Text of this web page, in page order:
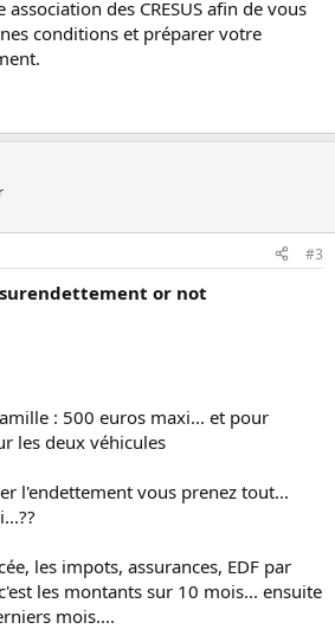
des CRESUS afin de vous
conditions et préparer votre
#3
or not
: 500 euros maxi... et pour
les deux véhicules
l'endettement vous prenez tout...
les impots, assurances, EDF par
les montants sur 10 mois... ensuite
mois....